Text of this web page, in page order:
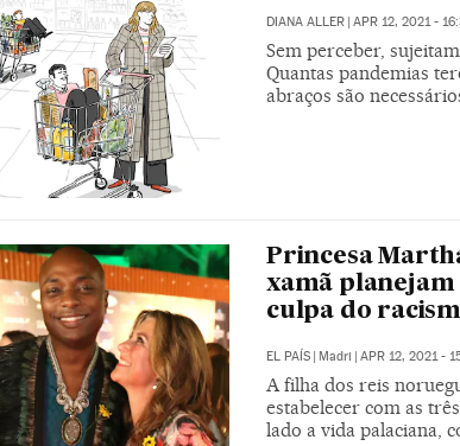
DIANA ALLER | APR 12, 2021 -
Sem perceber,
Quantas pandemias
abraços são
Princesa
xamã planejam
culpa do
EL PAÍS Madri APR 12, 2021 -
A filha dos reis
estabelecer com as
lado a vida palaciana,